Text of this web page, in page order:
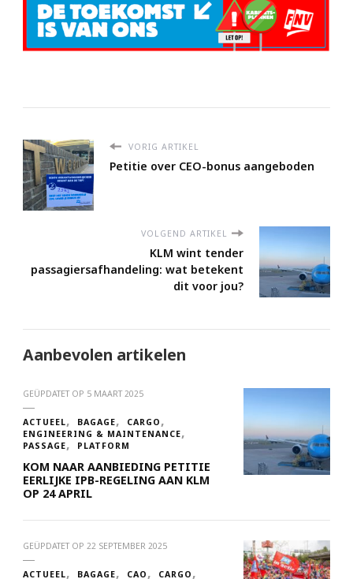
VORIG ARTIKEL
Petitie over CEO-bonus aangeboden
VOLGEND ARTIKEL
KLM wint tender
passagiersafhandeling: wat betekent
dit voor jou?
Aanbevolen artikelen
GEÜPDATET OP 5 MAART 2025
ACTUEEL BAGAGE
CARGO
ENGINEERING & MAINTENANCE
PASSAGE
PLATFORM
KOM NAAR AANBIEDING PETITIE
EERLIJKE IPB-REGELING AAN KLM
OP 24 APRIL
GEÜPDATET OP 22 SEPTEMBER 2025
ACTUEEL BAGAGE CAO
CARGO